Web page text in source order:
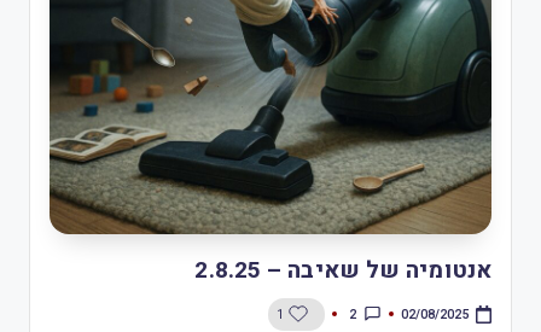
אנטומיה של שאיבה – 2.8.25
02/08/2025
2
1